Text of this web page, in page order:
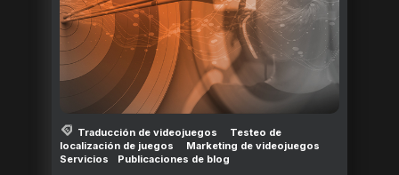
Traducción de videojuegos
Testeo de
localización de juegos
Marketing de videojuegos
Servicios
Publicaciones de blog